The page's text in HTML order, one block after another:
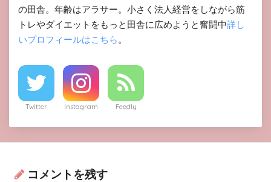
の田舎。年齢はアラサー。小さく法人経営をしながら筋
トレやダイエットをもっと田舎に広めようと奮闘中詳し
いプロフィールはこちら 。
Twitter Instagram Feedly
コメントを残す